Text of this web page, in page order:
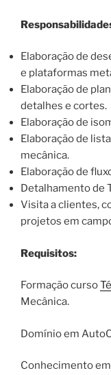
Elaboração de
e plataformas
Elaboração de
detalhes e cortes.
Elaboração de
Elaboração de
mecânica.
Elaboração de
Detalhamento de
Visita a clientes,
projetos em
Requisitos:
Formação curso
Mecânica.
Domínio em
Conhecimento